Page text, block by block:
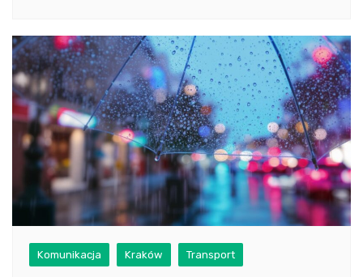
Komunikacja Kraków Transport